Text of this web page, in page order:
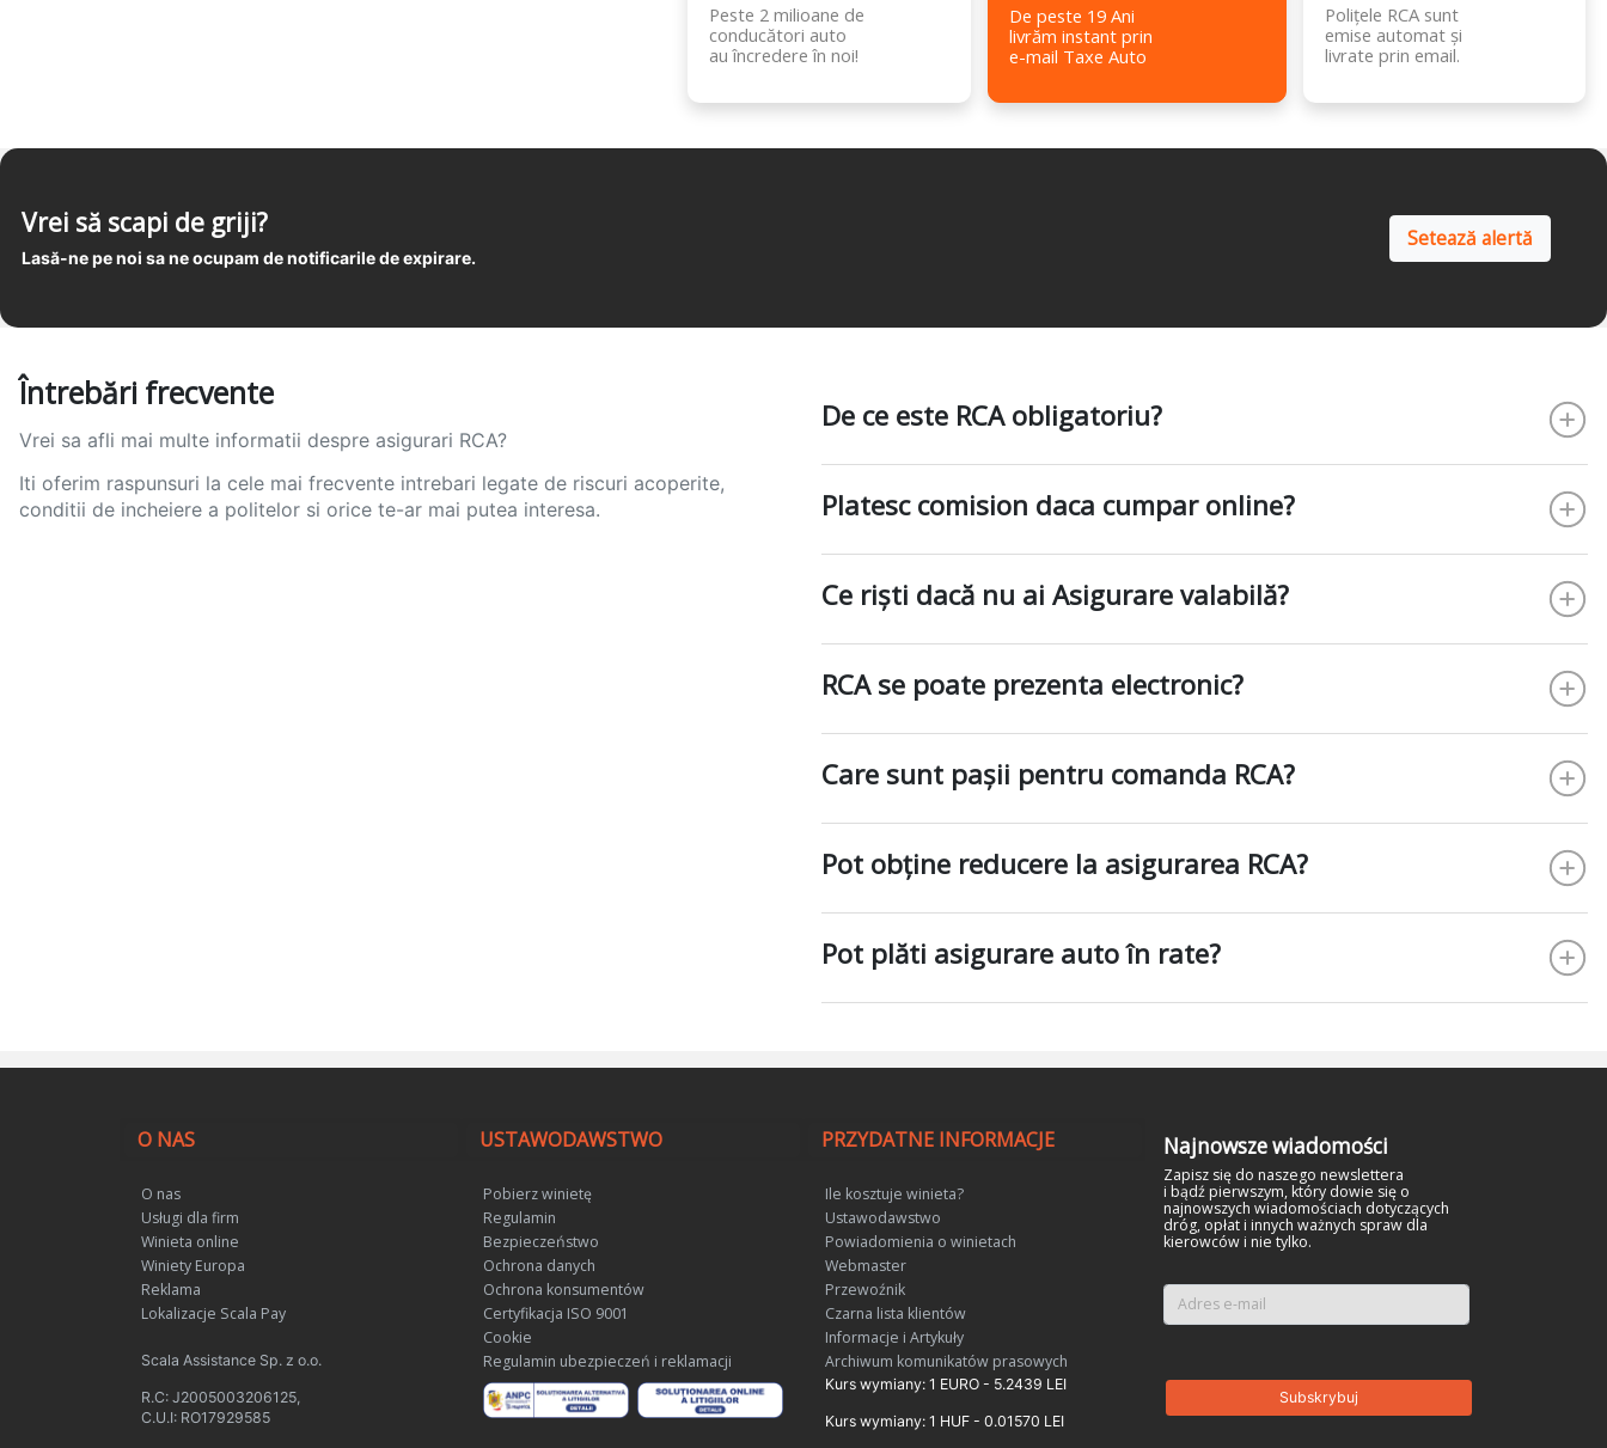
Peste 2 milioane de
conducători auto
au încredere în noi!
De peste 19 Ani
livrăm instant prin
e-mail Taxe Auto
Polițele RCA sunt
emise automat și
livrate prin email.
Vrei să scapi de griji?
Lasă-ne pe noi sa ne ocupam de notificarile de expirare.
Setează alertă
Întrebări frecvente
Vrei sa afli mai multe informatii despre asigurari RCA?
Iti oferim raspunsuri la cele mai frecvente intrebari legate de riscuri acoperite,
conditii de incheiere a politelor si orice te-ar mai putea interesa.
De ce este RCA obligatoriu?
Platesc comision daca cumpar online?
Ce riști dacă nu ai Asigurare valabilă?
RCA se poate prezenta electronic?
Care sunt pașii pentru comanda RCA?
Pot obține reducere la asigurarea RCA?
Pot plăti asigurare auto în rate?
O NAS
O nas
Usługi dla firm
Winieta online
Winiety Europa
Reklama
Lokalizacje Scala Pay
Scala Assistance Sp. z o.o.
R.C: J2005003206125,
C.U.I: RO17929585
USTAWODAWSTWO
Pobierz winietę
Regulamin
Bezpieczeństwo
Ochrona danych
Ochrona konsumentów
Certyfikacja ISO 9001
Cookie
Regulamin ubezpieczeń i reklamacji
PRZYDATNE INFORMACJE
Ile kosztuje winieta?
Ustawodawstwo
Powiadomienia o winietach
Webmaster
Przewoźnik
Czarna lista klientów
Informacje i Artykuły
Archiwum komunikatów prasowych
Kurs wymiany: 1 EURO - 5.2439 LEI
Kurs wymiany: 1 HUF - 0.01570 LEI
Najnowsze wiadomości
Zapisz się do naszego newslettera
i bądź pierwszym, który dowie się o
najnowszych wiadomościach dotyczących
dróg, opłat i innych ważnych spraw dla
kierowców i nie tylko.